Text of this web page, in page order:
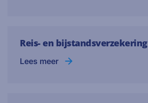
Reis- en bijstandsverzekering
Lees meer